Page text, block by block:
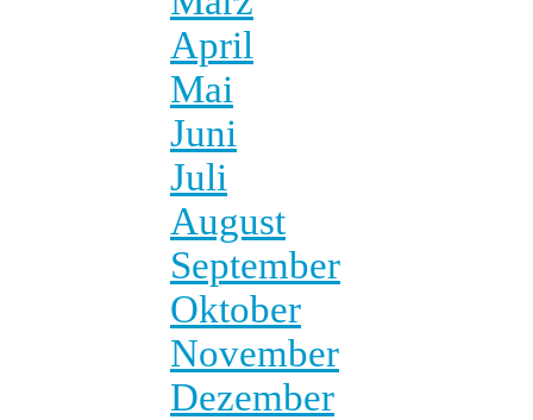
April
Mai
Juni
Juli
August
September
Oktober
November
Dezember